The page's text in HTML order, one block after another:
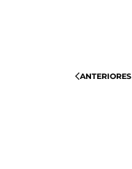
ANTERIORES